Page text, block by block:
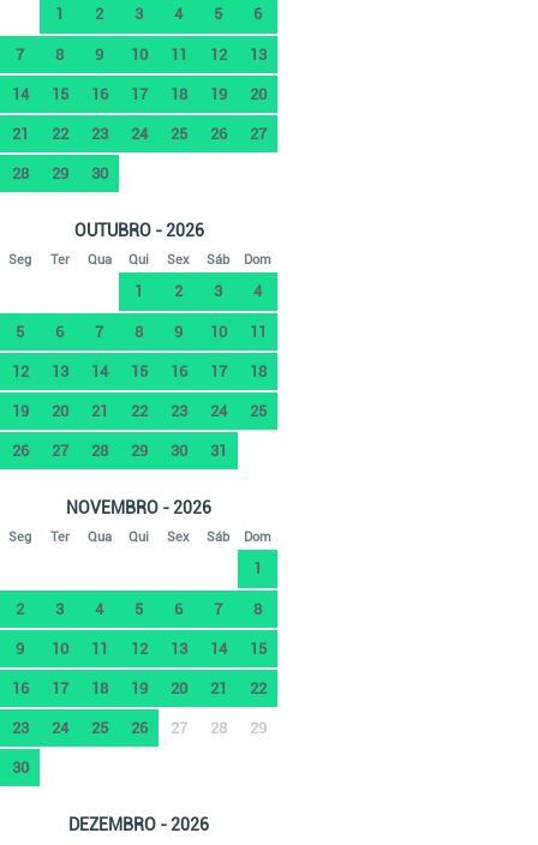
1 2 3 4 5 6
7 8 9 10 11 12 13
14 15 16 17 18 19 20
21 22 23 24 25 26 27
28 29 30
OUTUBRO - 2026
Seg Ter Qua Qui Sex Sáb Dom
1 2 3 4
5 6 7 8 9 10 11
12 13 14 15 16 17 18
19 20 21 22 23 24 25
26 27 28 29 30 31
NOVEMBRO - 2026
Seg Ter Qua Qui Sex Sáb Dom
1
2 3 4 5 6 7 8
9 10 11 12 13 14 15
16 17 18 19 20 21 22
23 24 25 26 27 28 29
30
DEZEMBRO - 2026